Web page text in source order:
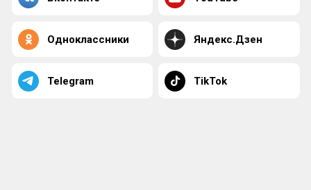
Одноклассники Яндекс.Дзен
Telegram TikTok